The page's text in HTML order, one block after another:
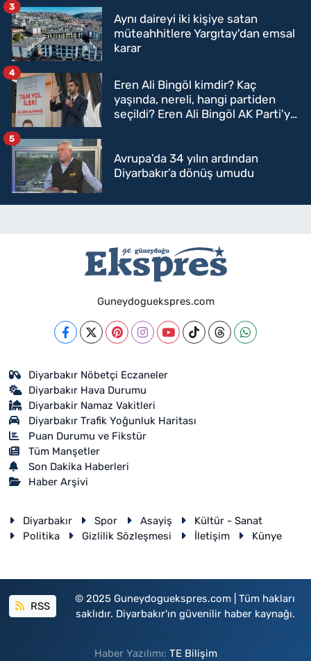
Aynı daireyi iki kişiye satan
müteahhitlere Yargıtay'dan emsal
karar
3
Eren Ali Bingöl kimdir? Kaç
yaşında, nereli, hangi partiden
seçildi? Eren Ali Bingöl AK Parti'ye
4
Avrupa’da 34 yılın ardından
Diyarbakır’a dönüş umudu
5
Guneydoguekspres.com
Diyarbakır Nöbetçi Eczaneler
Diyarbakır Hava Durumu
Diyarbakir Namaz Vakitleri
Diyarbakır Trafik Yoğunluk Haritası
Puan Durumu ve Fikstür
Tüm Manşetler
Son Dakika Haberleri
Haber Arşivi
Diyarbakır Spor Asayiş
Kültür - Sanat
Politika
Gizlilik Sözleşmesi İletişim Künye
RSS
© 2025 Guneydoguekspres.com | Tüm hakları
saklıdır. Diyarbakır'ın güvenilir haber kaynağı.
Haber Yazılımı: TE Bilişim